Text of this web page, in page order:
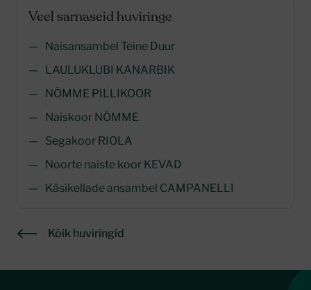
Veel sarnaseid huviringe
Naisansambel Teine Duur
LAULUKLUBI KANARBIK
NÕMME PILLIKOOR
Naiskoor NÕMME
Segakoor RIOLA
Noorte naiste koor KEVAD
Käsikellade ansambel CAMPANELLI
Kõik huviringid